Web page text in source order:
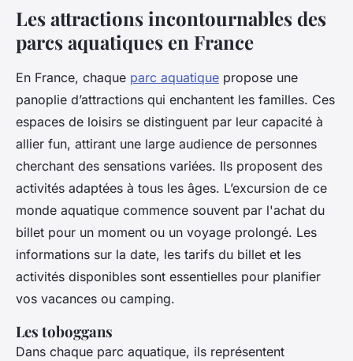
Les attractions incontournables des
parcs aquatiques en France
En France, chaque parc aquatique propose une
panoplie d’attractions qui enchantent les familles. Ces
espaces de loisirs se distinguent par leur capacité à
allier fun, attirant une large audience de personnes
cherchant des sensations variées. Ils proposent des
activités adaptées à tous les âges. L’excursion de ce
monde aquatique commence souvent par l'achat du
billet pour un moment ou un voyage prolongé. Les
informations sur la date, les tarifs du billet et les
activités disponibles sont essentielles pour planifier
vos vacances ou camping.
Les toboggans
Dans chaque parc aquatique, ils représentent